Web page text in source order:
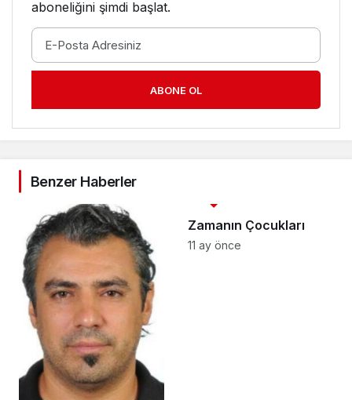
aboneliğini şimdi başlat.
ABONE OL
Benzer Haberler
Zamanın Çocukları
11 ay önce